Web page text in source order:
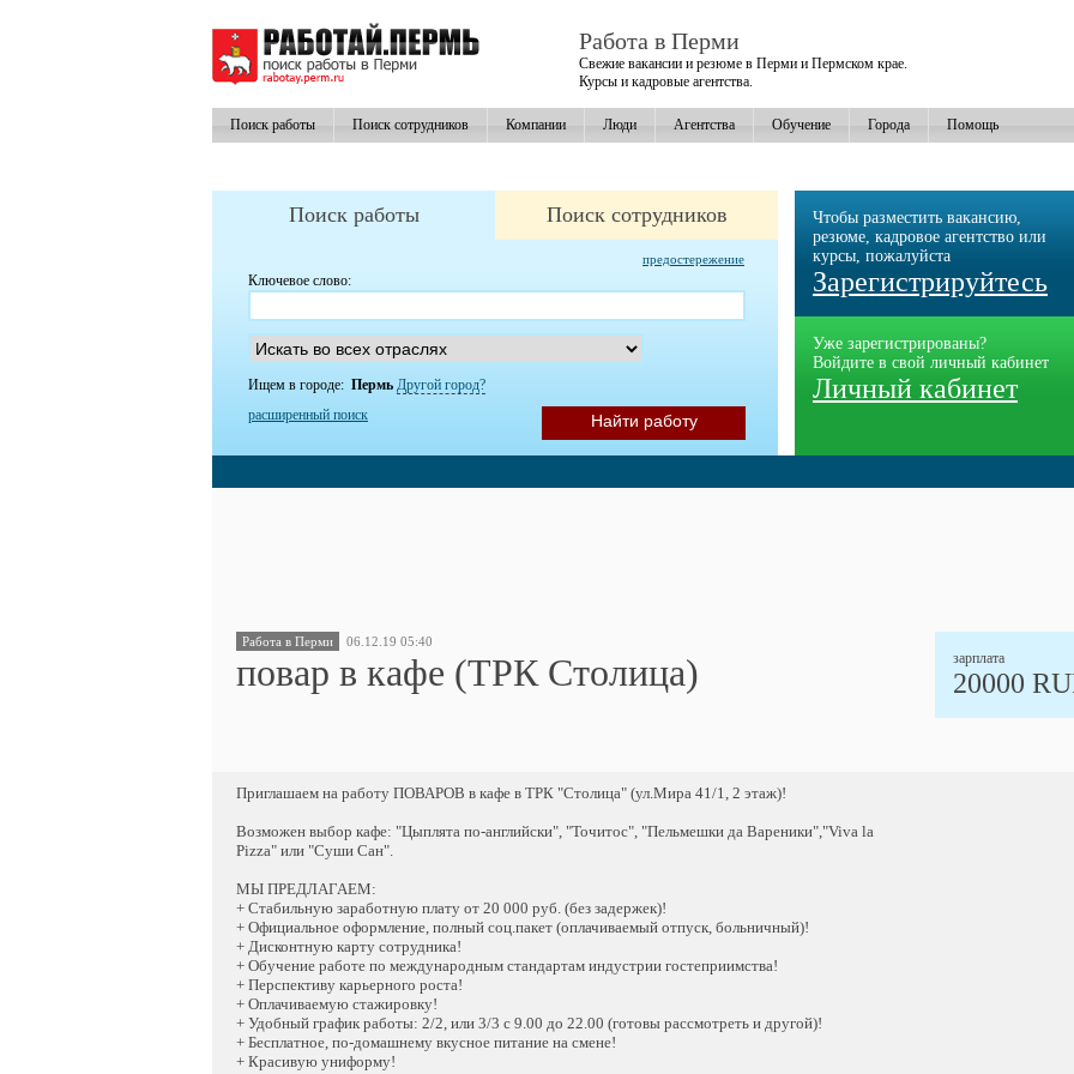
Работа в Перми
Свежие вакансии и резюме в Перми и Пермском крае.
Курсы и кадровые агентства.
Поиск работы Поиск сотрудников Компании Люди Агентства Обучение Города Помощь
Поиск работы Поиск сотрудников
предостережение
Ключевое слово:
Ищем в городе: Пермь Другой город?
расширенный поиск
Чтобы разместить вакансию,
резюме, кадровое агентство или
курсы, пожалуйста
Зарегистрируйтесь
Уже зарегистрированы?
Войдите в свой личный кабинет
Личный кабинет
Работа в Перми 06.12.19 05:40
повар в кафе (ТРК Столица) зарплата
20000
Приглашаем на работу ПОВАРОВ в кафе в ТРК "Столица" (ул.Мира 41/1, 2 этаж)!
Возможен выбор кафе: "Цыплята по-английски", "Точитос", "Пельмешки да Вареники","Viva la
Pizza" или "Суши Сан".
МЫ ПРЕДЛАГАЕМ:
+ Стабильную заработную плату от 20 000 руб. (без задержек)!
+ Официальное оформление, полный соц.пакет (оплачиваемый отпуск, больничный)!
+ Дисконтную карту сотрудника!
+ Обучение работе по международным стандартам индустрии гостеприимства!
+ Перспективу карьерного роста!
+ Оплачиваемую стажировку!
+ Удобный график работы: 2/2, или 3/3 с 9.00 до 22.00 (готовы рассмотреть и другой)!
+ Бесплатное, по-домашнему вкусное питание на смене!
+ Красивую униформу!